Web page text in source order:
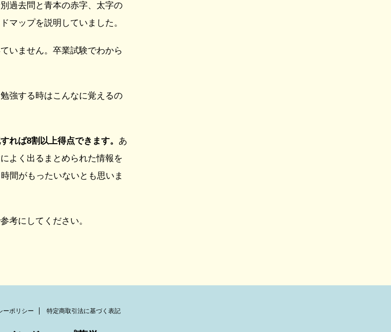
過去問と青本の赤字、太字の
マップを説明していました。
いません。卒業試験でわから
強する時はこんなに覚えるの
れば8割以上得点できます。 あ
よく出るまとめられた情報を
間がもったいないとも思いま
考にしてください。
ーポリシー 特定商取引法に基づく表記